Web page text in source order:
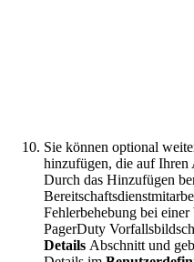
Sie können optional
hinzufügen, die auf Ihren
Durch das Hinzufügen
Fehlerbehebung bei
PagerDuty
Details Abschnitt und